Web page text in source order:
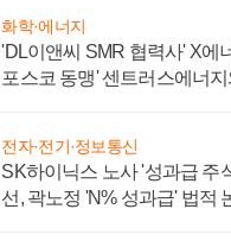
화학·에너지
'DL이앤씨 SMR 협력사' X에
포스코 동맹' 센트러스에너
전자·전기·정보통신
SK하이닉스 노사 '성과급 주
선, 곽노정 'N% 성과급' 법적